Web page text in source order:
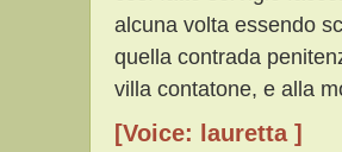
alcuna volta essendo
quella contrada
villa contatone, e alla
[Voice: lauretta ]